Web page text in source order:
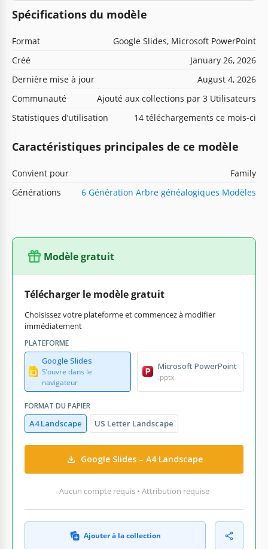
Spécifications du modèle
Format
Google Slides, Microsoft PowerPoint
Créé
January 26, 2026
Dernière mise à jour
August 4, 2026
Communauté
Ajouté aux collections par 3 Utilisateurs
Statistiques d’utilisation
14 téléchargements ce mois-ci
Caractéristiques principales de ce modèle
Convient pour
Family
Générations
6 Génération Arbre généalogiques Modèles
Modèle gratuit
Télécharger le modèle gratuit
Choisissez votre plateforme et commencez à modifier
immédiatement
PLATEFORME
Google Slides
S’ouvre dans le
navigateur
Microsoft PowerPoint
.pptx
FORMAT DU PAPIER
A4 Landscape US Letter Landscape
Google Slides – A4 Landscape
Aucun compte requis • Attribution requise
Ajouter à la collection